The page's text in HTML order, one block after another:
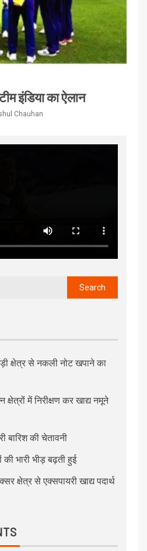
इंडिया का ऐलान
Chauhan
क्षेत्र से नकली नोट खपाने का
क्षेत्रों में निरीक्षण कर खाद्य नमूने
बारिश की चेतावनी
की भारी भीड़ बढ़ती हुई
क्षेत्र से एक्सपायरी खाद्य पदार्थ